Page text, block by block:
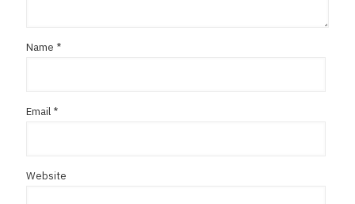
Name *
Email *
Website